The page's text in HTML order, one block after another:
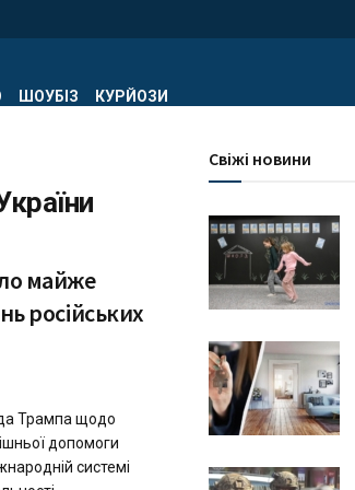
ШОУБІЗ КУРЙОЗИ
майже
російських
Трампа щодо
допомоги
системі
Свіжі новини